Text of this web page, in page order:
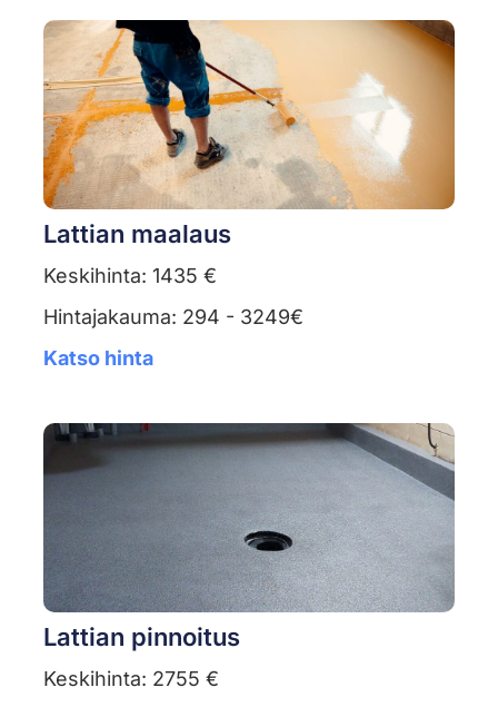
Lattian maalaus
Keskihinta: 1435 €
Hintajakauma: 294 - 3249€
Katso hinta
Lattian pinnoitus
Keskihinta: 2755 €